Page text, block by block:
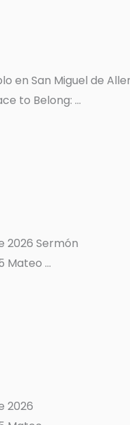
en San Miguel de
to Belong: ...
2026 Sermón
Mateo ...
2026